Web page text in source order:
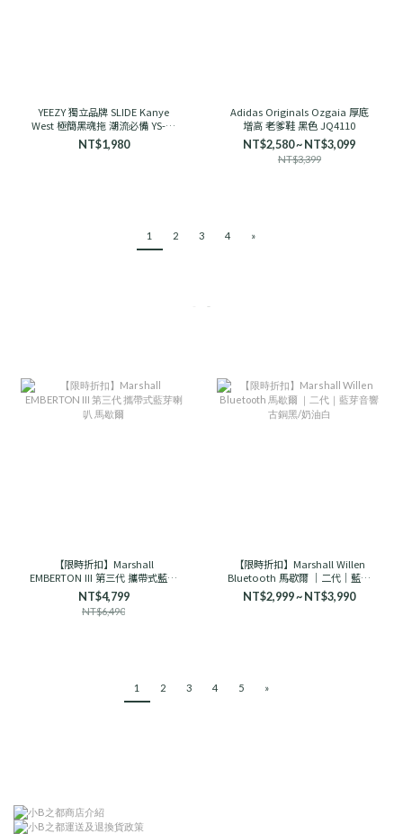
YEEZY 獨立品牌 SLIDE Kanye
West 極簡黑魂拖 潮流必備 YS-01
舒適
NT$1,980
Adidas Originals Ozgaia 厚底
增高 老爹鞋 黑色 JQ4110
NT$2,580 ~ NT$3,099
NT$3,399
1 2 3 4 »
【限時折扣】Marshall
EMBERTON III 第三代 攜帶式藍芽
喇叭 馬歇爾
NT$4,799
NT$6,490
【限時折扣】Marshall Willen
Bluetooth 馬歇爾 ｜二代｜藍芽
音響 古銅黑/奶油白
NT$2,999 ~ NT$3,990
1 2 3 4 5 »